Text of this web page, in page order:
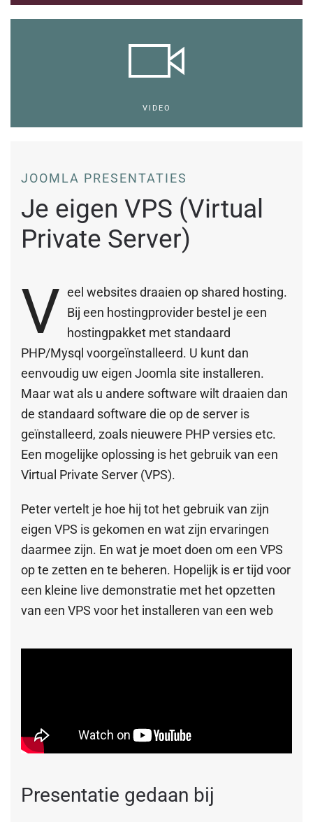
VIDEO
JOOMLA PRESENTATIES
Je eigen VPS (Virtual
Private Server)
V eel websites draaien op shared hosting.
Bij een hostingprovider bestel je een
hostingpakket met standaard
PHP/Mysql voorgeïnstalleerd. U kunt dan
eenvoudig uw eigen Joomla site installeren.
Maar wat als u andere software wilt draaien dan
de standaard software die op de server is
geïnstalleerd, zoals nieuwere PHP versies etc.
Een mogelijke oplossing is het gebruik van een
Virtual Private Server (VPS).
Peter vertelt je hoe hij tot het gebruik van zijn
eigen VPS is gekomen en wat zijn ervaringen
daarmee zijn. En wat je moet doen om een VPS
op te zetten en te beheren. Hopelijk is er tijd voor
een kleine live demonstratie met het opzetten
van een VPS voor het installeren van een web
Presentatie gedaan bij